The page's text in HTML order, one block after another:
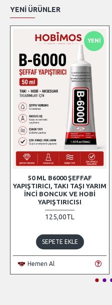
YENI ÜRÜNLER
YENI
50 ML B6000 ŞEFFAF
YAPIŞTIRICI, TAKI TAŞI YARIM
İNCI BONCUK VE HOBI
YAPIŞTIRICISI
125,00TL
SEPETE EKLE
Hemen Al